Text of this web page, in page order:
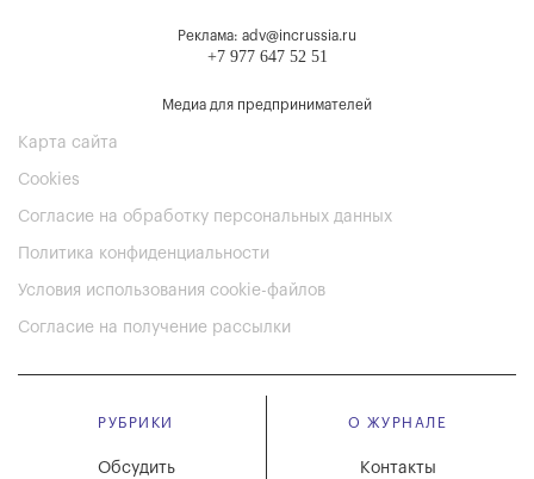
Реклама: adv@incrussia.ru
+7 977 647 52 51
Медиа для предпринимателей
Карта сайта
Cookies
Согласие на обработку персональных данных
Политика конфиденциальности
Условия использования cookie-файлов
Согласие на получение рассылки
РУБРИКИ
Обсудить
О ЖУРНАЛЕ
Контакты